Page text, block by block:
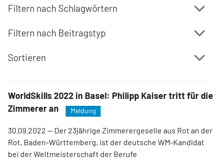
Filtern nach Schlagwörtern
Filtern nach Beitragstyp
Sortieren
WorldSkills 2022 in Basel: Philipp Kaiser tritt für die
Zimmerer an
Meldung
30.09.2022 — Der 23jährige Zimmerergeselle aus Rot an der
Rot, Baden-Württemberg, ist der deutsche WM-Kandidat
bei der Weltmeisterschaft der Berufe